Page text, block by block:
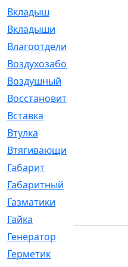
Вкладыш
Вкладыши
Влагоотделитель
Воздухозаборник
Воздушный
Восстановительный
Вставка
Втулка
Втягивающий
Габарит
Габаритный
Газматики
Гайка
Генератор
Герметик